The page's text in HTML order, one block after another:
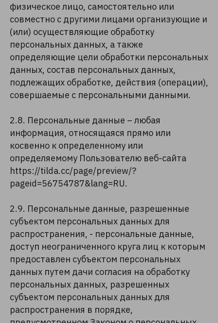
физическое лицо, самостоятельно или
совместно с другими лицами организующие и
(или) осуществляющие обработку
персональных данных, а также
определяющие цели обработки персональных
данных, состав персональных данных,
подлежащих обработке, действия (операции),
совершаемые с персональными данными.
2.8. Персональные данные – любая
информация, относящаяся прямо или
косвенно к определенному или
определяемому Пользователю веб-сайта
https://tilda.cc/page/preview/?
pageid=56754787&lang=RU.
2.9. Персональные данные, разрешенные
субъектом персональных данных для
распространения, - персональные данные,
доступ неограниченного круга лиц к которым
предоставлен субъектом персональных
данных путем дачи согласия на обработку
персональных данных, разрешенных
субъектом персональных данных для
распространения в порядке,